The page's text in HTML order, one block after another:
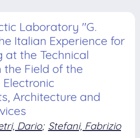
Laboratory "G.
Italian Experience for
at the Technical
the Field of the
Architecture and
Dario; Stefani, Fabrizio